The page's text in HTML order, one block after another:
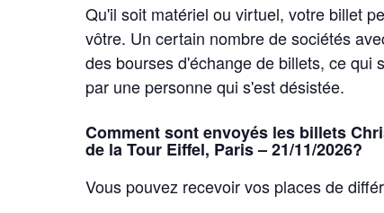
Qu'il soit matériel ou virtuel, votre billet
vôtre. Un certain nombre de sociétés
des bourses d'échange de billets, ce qui
par une personne qui s'est désistée.
Comment sont envoyés les billets
de la Tour Eiffel, Paris – 21/11/2026?
Vous pouvez recevoir vos places de